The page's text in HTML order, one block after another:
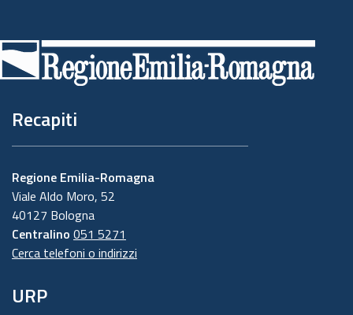
di
pagina
Recapiti
Regione Emilia-Romagna
Viale Aldo Moro, 52
40127 Bologna
Centralino 051 5271
Cerca telefoni o indirizzi
URP